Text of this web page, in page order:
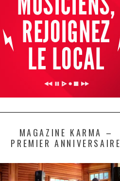
MAGAZINE KARMA –
PREMIER ANNIVERSAIRE